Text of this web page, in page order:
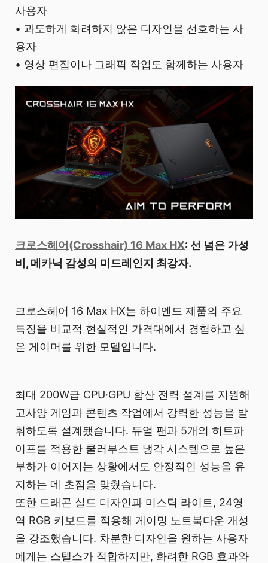
사용자
• 과도하게 화려하지 않은 디자인을 선호하는 사
용자
• 영상 편집이나 그래픽 작업도 함께하는 사용자
크로스헤어(Crosshair) 16 Max HX: 선 넘은 가성
비, 메카닉 감성의 미드레인지 최강자.
크로스헤어 16 Max HX는 하이엔드 제품의 주요
특징을 비교적 현실적인 가격대에서 경험하고 싶
은 게이머를 위한 모델입니다.
최대 200W급 CPU·GPU 합산 전력 설계를 지원해
고사양 게임과 콘텐츠 작업에서 강력한 성능을 발
휘하도록 설계됐습니다. 듀얼 팬과 5개의 히트파
이프를 적용한 쿨러부스트 냉각 시스템으로 높은
부하가 이어지는 상황에서도 안정적인 성능을 유
지하는 데 초점을 맞췄습니다.
또한 드래곤 실드 디자인과 미스틱 라이트, 24영
역 RGB 키보드를 적용해 게이밍 노트북다운 개성
을 강조했습니다. 차분한 디자인을 원하는 사용자
에게는 스텔스가 적합하지만, 화려한 RGB 효과와